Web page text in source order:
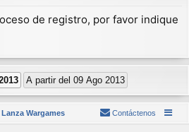
de registro, por favor indique
Wargames Contáctenos